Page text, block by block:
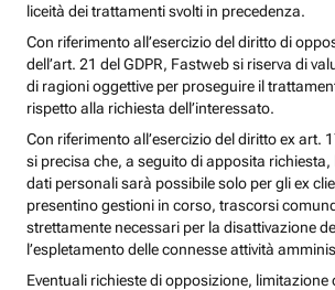
liceità dei trattamenti svolti in precedenza.
Con riferimento all’esercizio del diritto di
dell’art. 21 del GDPR, Fastweb si riserva di
di ragioni oggettive per proseguire il
rispetto alla richiesta dell’interessato.
Con riferimento all’esercizio del diritto ex art.
si precisa che, a seguito di apposita
dati personali sarà possibile solo per gli ex
presentino gestioni in corso, trascorsi
strettamente necessari per la disattivazione
l’espletamento delle connesse attività
Eventuali richieste di opposizione, limitazione